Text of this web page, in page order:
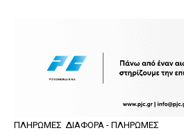
ΠΛΗΡΩΜΈΣ ΔΙΆΦΟΡΑ - ΠΛΗΡΩΜΈΣ